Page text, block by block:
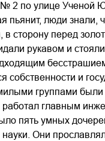
№ 2 по улице Ученой
пьянит, люди знали,
в сторону перед
рукавом и
собственности и
группами были
работал главным
пять умных
Они